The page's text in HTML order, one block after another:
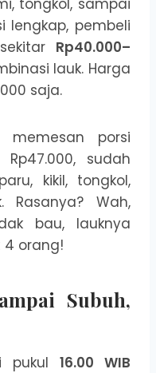
lengkap, pembeli
Rp40.000–
lauk. Harga
saja.
porsi
sudah
kikil, tongkol,
Rasanya? Wah,
bau, lauknya
4 orang!
Subuh,
pukul 16.00 WIB